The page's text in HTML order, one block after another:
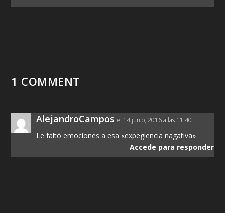
1 COMMENT
AlejandroCampos el 14 junio, 2016 a las 11:40
Le faltó emociones a esa «expegiencia nagativa»
Accede para responder